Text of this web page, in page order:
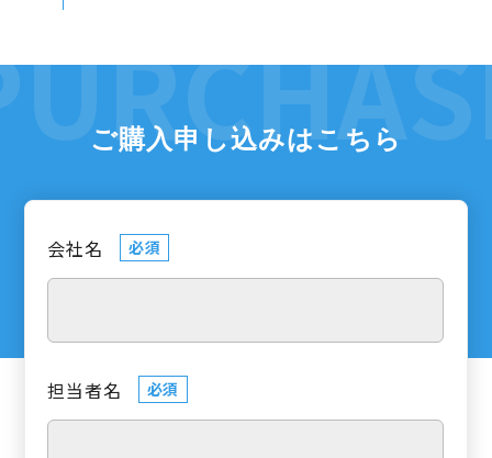
ご購入申し込みはこちら
会社名 必須
担当者名 必須